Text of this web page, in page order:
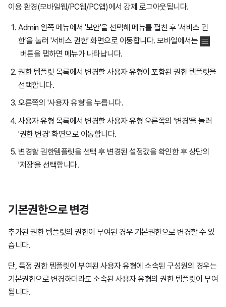
이용 환경(모바일웹/PC웹/PC앱)에서 강제 로그아웃됩니다.
Admin 왼쪽 메뉴에서 '보안'을 선택해 메뉴를 펼친 후 '서비스 권
한'을 눌러 '서비스 권한' 화면으로 이동합니다. 모바일에서는
버튼을 탭하면 메뉴가 나타납니다.
권한 템플릿 목록에서 변경할 사용자 유형이 포함된 권한 템플릿을
선택합니다.
오른쪽의 '사용자 유형'을 누릅니다.
사용자 유형 목록에서 변경할 사용자 유형 오른쪽의 '변경'을 눌러
'권한 변경' 화면으로 이동합니다.
변경할 권한템플릿을 선택 후 변경된 설정값을 확인한 후 상단의
'저장'을 선택합니다.
기본권한으로 변경
추가된 권한 템플릿의 권한이 부여된 경우 기본권한으로 변경할 수 있
습니다.
단, 특정 권한 템플릿이 부여된 사용자 유형에 소속된 구성원의 경우는
기본권한으로 변경하더라도 소속된 사용자 유형의 권한 템플릿이 부여
됩니다.